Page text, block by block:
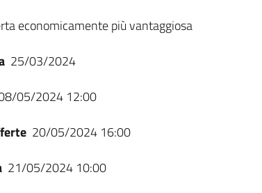
economicamente più vantaggiosa
25/03/2024
05/2024 12:00
20/05/2024 16:00
21/05/2024 10:00